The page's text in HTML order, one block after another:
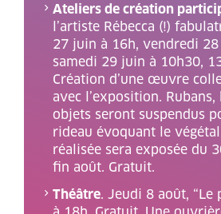
Ateliers de création
l’artiste Rébecca (!)
27 juin à 16h, vendredi
samedi 29 juin à 10h30,
Création d’une œuvre
avec l’exposition.
objets seront suspendus
rideau évoquant le
réalisée sera exposée du
fin août. Gratuit.
Théâtre. Jeudi 8 août, “Le